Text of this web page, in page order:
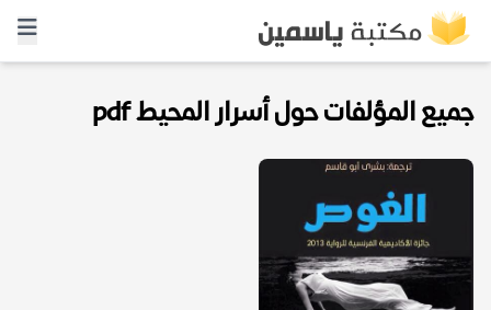
جميع المؤلفات حول أسرار المحيط pdf